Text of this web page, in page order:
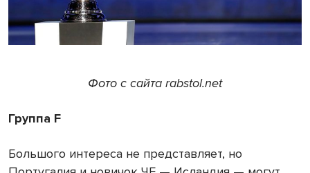
Фото с сайта rabstol.net
Группа F
Большого интереса не представляет, но